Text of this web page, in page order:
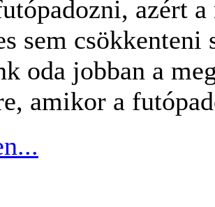
azért
sem
oda jobban a
amikor a